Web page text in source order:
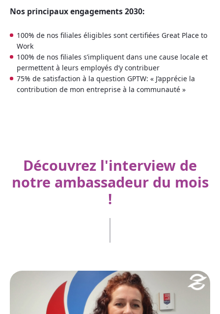
Nos principaux engagements 2030:
100% de nos filiales éligibles sont certifiées Great Place to
Work
100% de nos filiales s’impliquent dans une cause locale et
permettent à leurs employés d’y contribuer
75% de satisfaction à la question GPTW: « J’apprécie la
contribution de mon entreprise à la communauté »
Découvrez l'interview de
notre ambassadeur du mois
!